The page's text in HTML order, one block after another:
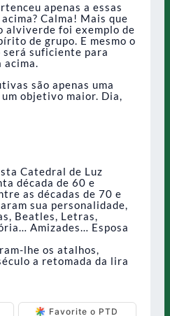
apenas a essas
Calma! Mais que
alviverde foi exemplo de
de grupo. E mesmo o
será suficiente para
acima.
são apenas uma
objetivo maior. Dia,
Catedral de Luz
década de 60 e
as décadas de 70 e
sua personalidade,
Beatles, Letras,
Amizades… Esposa
lhe os atalhos,
a retomada da lira
Favorite o PTD